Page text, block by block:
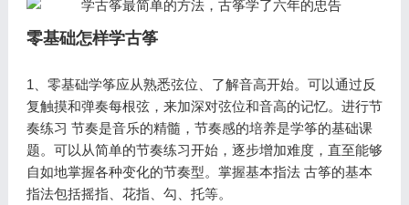
零基础怎样学古筝
1、零基础学筝应从熟悉弦位、了解音高开始。可以通过反
复触摸和弹奏每根弦，来加深对弦位和音高的记忆。进行节
奏练习 节奏是音乐的精髓，节奏感的培养是学筝的基础课
题。可以从简单的节奏练习开始，逐步增加难度，直至能够
自如地掌握各种变化的节奏型。掌握基本指法 古筝的基本
指法包括摇指、花指、勾、托等。